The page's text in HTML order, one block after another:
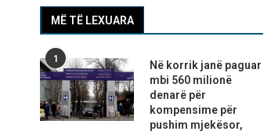
MË TË LEXUARA
1
Në korrik janë paguar
mbi 560 milionë
denarë për
kompensime për
pushim mjekësor,